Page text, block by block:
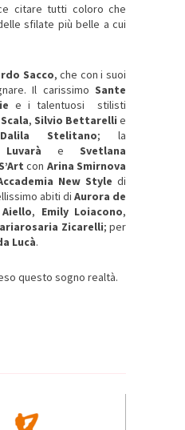
citare tutti coloro che
sfilate più belle a cui
Sacco, che con i suoi
Il carissimo Sante
e i talentuosi stilisti
, Silvio Bettarelli e
Dalila Stelitano; la
e Svetlana
con Arina Smirnova
New Style di
abiti di Aurora de
, Emily Loiacono,
Zicarelli; per
Lucà.
questo sogno realtà.